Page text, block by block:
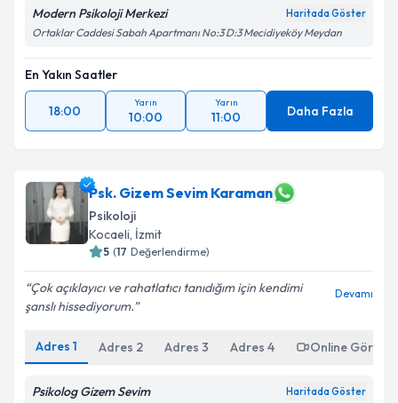
Modern Psikoloji Merkezi Haritada Göster
Ortaklar Caddesi Sabah Apartmanı No:3 D:3 Mecidiyeköy Meydan
En Yakın Saatler
18:00
Yarın
10:00
Yarın
11:00 Daha Fazla
Psk. Gizem Sevim Karaman
Psikoloji
Kocaeli, İzmit
5 (17 Değerlendirme)
Çok açıklayıcı ve rahatlatıcı tanıdığım için kendimi
şanslı hissediyorum.
Devamı
Adres 1 Adres 2 Adres 3 Adres 4 Online
Psikolog Gizem Sevim Haritada Göster